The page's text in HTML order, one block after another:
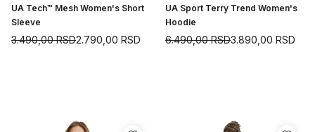
UA Tech™ Mesh Women's Short
Sleeve
2.790,00 RSD
3.490,00RSD
UA Sport Terry Trend Women's
Hoodie
3.890,00 RSD
6.490,00RSD